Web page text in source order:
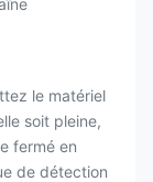
le matériel
soit pleine,
fermé en
de détection